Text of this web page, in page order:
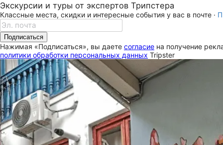
Экскурсии и туры от экспертов Трипстера
Классные места, скидки и интересные события у вас в почте ·
Подписаться
Нажимая «Подписаться», вы даете согласие на получение
политики обработки персональных данных Tripster